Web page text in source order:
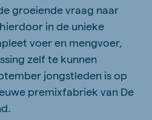
groeiende vraag naar
in de unieke
voer en mengvoer,
zelf te kunnen
jongstleden is op
premixfabriek van De